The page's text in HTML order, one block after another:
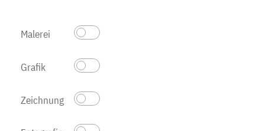
Malerei
Grafik
Zeichnung